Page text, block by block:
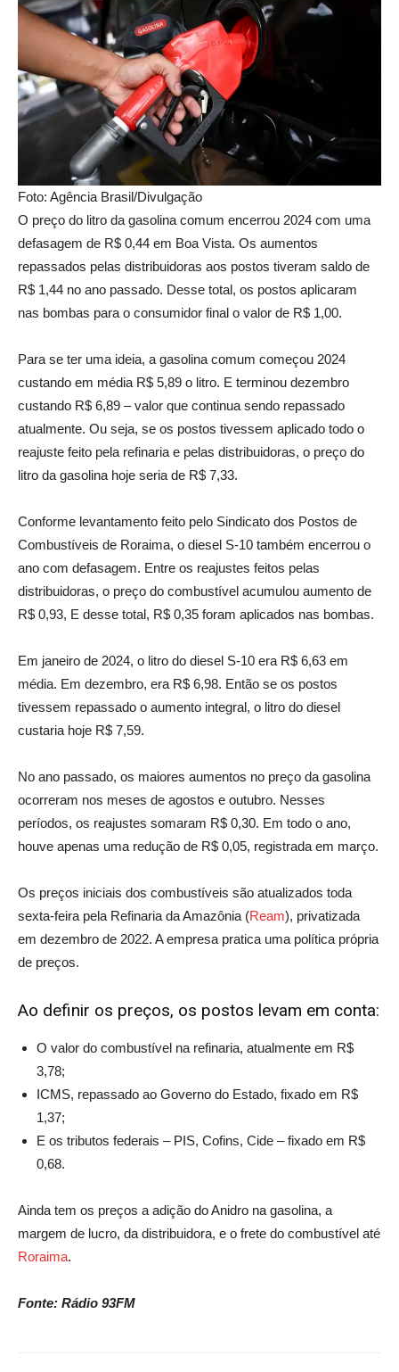
Foto: Agência Brasil/Divulgação
O preço do litro da gasolina comum encerrou 2024 com uma
defasagem de R$ 0,44 em Boa Vista. Os aumentos
repassados pelas distribuidoras aos postos tiveram saldo de
R$ 1,44 no ano passado. Desse total, os postos aplicaram
nas bombas para o consumidor final o valor de R$ 1,00.
Para se ter uma ideia, a gasolina comum começou 2024
custando em média R$ 5,89 o litro. E terminou dezembro
custando R$ 6,89 – valor que continua sendo repassado
atualmente. Ou seja, se os postos tivessem aplicado todo o
reajuste feito pela refinaria e pelas distribuidoras, o preço do
litro da gasolina hoje seria de R$ 7,33.
Conforme levantamento feito pelo Sindicato dos Postos de
Combustíveis de Roraima, o diesel S-10 também encerrou o
ano com defasagem. Entre os reajustes feitos pelas
distribuidoras, o preço do combustível acumulou aumento de
R$ 0,93, E desse total, R$ 0,35 foram aplicados nas bombas.
Em janeiro de 2024, o litro do diesel S-10 era R$ 6,63 em
média. Em dezembro, era R$ 6,98. Então se os postos
tivessem repassado o aumento integral, o litro do diesel
custaria hoje R$ 7,59.
No ano passado, os maiores aumentos no preço da gasolina
ocorreram nos meses de agostos e outubro. Nesses
períodos, os reajustes somaram R$ 0,30. Em todo o ano,
houve apenas uma redução de R$ 0,05, registrada em março.
Os preços iniciais dos combustíveis são atualizados toda
sexta-feira pela Refinaria da Amazônia (Ream), privatizada
em dezembro de 2022. A empresa pratica uma política própria
de preços.
Ao definir os preços, os postos levam em conta:
O valor do combustível na refinaria, atualmente em R$
3,78;
ICMS, repassado ao Governo do Estado, fixado em R$
1,37;
E os tributos federais – PIS, Cofins, Cide – fixado em R$
0,68.
Ainda tem os preços a adição do Anidro na gasolina, a
margem de lucro, da distribuidora, e o frete do combustível até
Roraima.
Fonte: Rádio 93FM